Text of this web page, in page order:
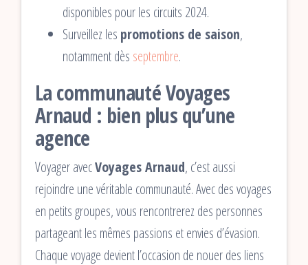
disponibles pour les circuits 2024.
Surveillez les promotions de saison,
notamment dès septembre.
La communauté Voyages
Arnaud : bien plus qu’une
agence
Voyager avecVoyages Arnaud, c’est aussi
rejoindre une véritable communauté. Avec des voyages
en petits groupes, vous rencontrerez des personnes
partageant les mêmes passions et envies d’évasion.
Chaque voyage devient l’occasion de nouer des liens